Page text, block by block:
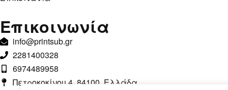
Επικοινωνία
info@printsub.gr
2281400328
6974489958
Πετροκοκίνου 4, 84100, Ελλάδα